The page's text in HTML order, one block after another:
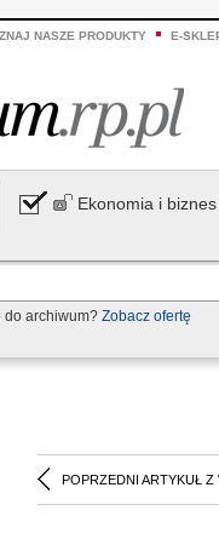
NASZE PRODUKTY E-
Ekonomia i biznes
do archiwum? Zobacz ofertę
POPRZEDNI ARTYKUŁ Z